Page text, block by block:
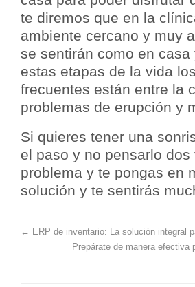
te diremos que en la
ambiente cercano y muy
se sentirán como en
estas etapas de la vida
frecuentes están entre la
problemas de erupción y
Si quieres tener una
el paso y no pensarlo
problema y te pongas en
solución y te sentirás
← ERP de inventario: La solución integral
Prepárate de manera